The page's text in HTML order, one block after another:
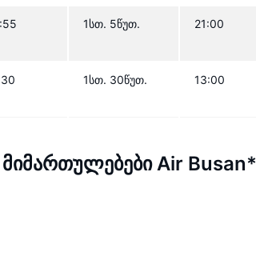
1სთ. 5წუთ. 21:00
1სთ. 30წუთ. 13:00
Air Busan*